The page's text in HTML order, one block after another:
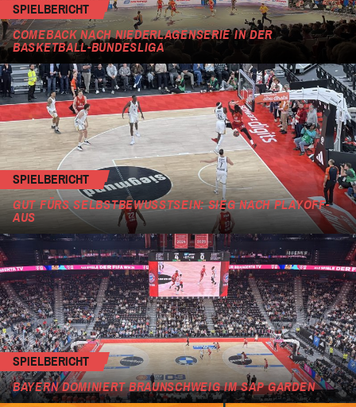
SPIELBERICHT
COMEBACK NACH NIEDERLAGENSERIE IN DER
BASKETBALL-BUNDESLIGA
SPIELBERICHT
GUT FÜRS SELBSTBEWUSSTSEIN: SIEG NACH PLAYOFF-
AUS
SPIELBERICHT
BAYERN DOMINIERT BRAUNSCHWEIG IM SAP GARDEN